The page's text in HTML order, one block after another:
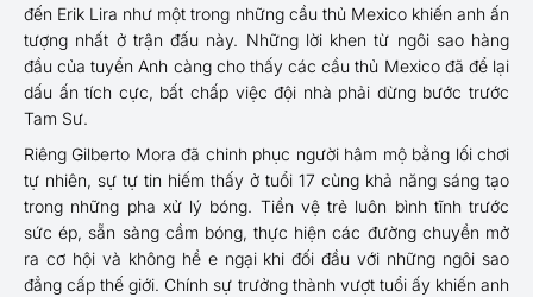
đến Erik Lira như một trong những cầu thủ Mexico khiến anh ấn
tượng nhất ở trận đấu này. Những lời khen từ ngôi sao hàng
đầu của tuyển Anh càng cho thấy các cầu thủ Mexico đã để lại
dấu ấn tích cực, bất chấp việc đội nhà phải dừng bước trước
Tam Sư.
Riêng Gilberto Mora đã chinh phục người hâm mộ bằng lối chơi
tự nhiên, sự tự tin hiếm thấy ở tuổi 17 cùng khả năng sáng tạo
trong những pha xử lý bóng. Tiền vệ trẻ luôn bình tĩnh trước
sức ép, sẵn sàng cầm bóng, thực hiện các đường chuyền mở
ra cơ hội và không hề e ngại khi đối đầu với những ngôi sao
đẳng cấp thế giới. Chính sự trưởng thành vượt tuổi ấy khiến anh